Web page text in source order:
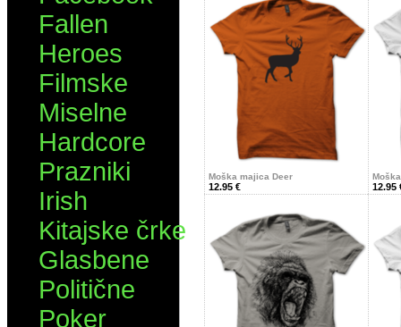
Fallen
Heroes
Filmske
Miselne
Hardcore
Prazniki
Irish
Kitajske črke
Glasbene
Politične
Poker
Moška majica Deer
12.95 € 12.95